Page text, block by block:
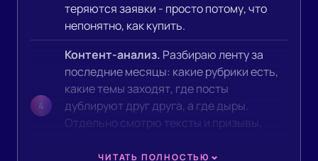
теряются заявки - просто потому, что
непонятно, как купить.
Контент-анализ. Разбираю ленту за
последние месяцы: какие рубрики есть,
какие темы заходят, где посты
дублируют друг друга, а где дыры.
Отдельно смотрю тексты и призывы,
и Reels - регулярность, форматы, отклик.
ЧИТАТЬ ПОЛНОСТЬЮ